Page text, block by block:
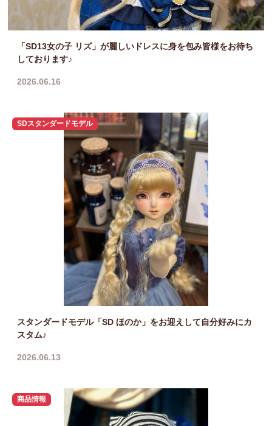
「SD13女の子 リズ」が麗しいドレスに身を包み皆様をお待ち
しております♪
2026.06.16
SDスタンダードモデル
スタンダードモデル「SD ほのか」をお迎えして自分好みにカ
スタム♪
2026.06.13
商品情報